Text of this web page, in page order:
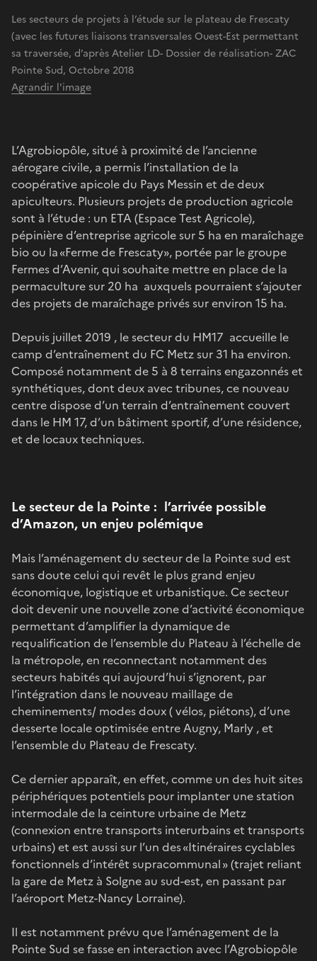
Les secteurs de projets à l’étude sur le plateau de Frescaty
(avec les futures liaisons transversales Ouest-Est permettant
sa traversée, d’après Atelier LD- Dossier de réalisation- ZAC
Pointe Sud, Octobre 2018
Agrandir l'image
L’Agrobiopôle, situé à proximité de l’ancienne
aérogare civile, a permis l’installation de la
coopérative apicole du Pays Messin et de deux
apiculteurs. Plusieurs projets de production agricole
sont à l’étude : un ETA (Espace Test Agricole),
pépinière d’entreprise agricole sur 5 ha en maraîchage
bio ou la «Ferme de Frescaty», portée par le groupe
Fermes d’Avenir, qui souhaite mettre en place de la
permaculture sur 20 ha auxquels pourraient s’ajouter
des projets de maraîchage privés sur environ 15 ha.
Depuis juillet 2019 , le secteur du HM17 accueille le
camp d’entraînement du FC Metz sur 31 ha environ.
Composé notamment de 5 à 8 terrains engazonnés et
synthétiques, dont deux avec tribunes, ce nouveau
centre dispose d’un terrain d’entraînement couvert
dans le HM 17, d’un bâtiment sportif, d’une résidence,
et de locaux techniques.
Le secteur de la Pointe : l’arrivée possible
d’Amazon, un enjeu polémique
Mais l’aménagement du secteur de la Pointe sud est
sans doute celui qui revêt le plus grand enjeu
économique, logistique et urbanistique. Ce secteur
doit devenir une nouvelle zone d’activité économique
permettant d’amplifier la dynamique de
requalification de l’ensemble du Plateau à l’échelle de
la métropole, en reconnectant notamment des
secteurs habités qui aujourd’hui s’ignorent, par
l’intégration dans le nouveau maillage de
cheminements/ modes doux ( vélos, piétons), d’une
desserte locale optimisée entre Augny, Marly , et
l’ensemble du Plateau de Frescaty.
Ce dernier apparaît, en effet, comme un des huit sites
périphériques potentiels pour implanter une station
intermodale de la ceinture urbaine de Metz
(connexion entre transports interurbains et transports
urbains) et est aussi sur l’un des «Itinéraires cyclables
fonctionnels d’intérêt supracommunal » (trajet reliant
la gare de Metz à Solgne au sud-est, en passant par
l’aéroport Metz-Nancy Lorraine).
Il est notamment prévu que l’aménagement de la
Pointe Sud se fasse en interaction avec l’Agrobiopôle